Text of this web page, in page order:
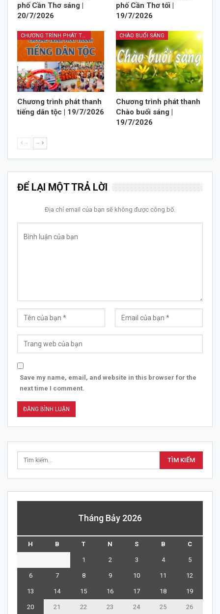
phố Cần Thơ sáng |
20/7/2026
phố Cần Thơ tối |
19/7/2026
CHƯƠNG TRÌNH PHÁT THANH TIẾNG DÂN TỘC
Chương trình phát thanh
tiếng dân tộc | 19/7/2026
CHÀO BUỔI SÁNG
Chương trình phát thanh
Chào buổi sáng |
19/7/2026
-- --
ĐỂ LẠI MỘT TRẢ LỜI
Địa chỉ email của bạn sẽ không được công bố.
Save my name, email, and website in this browser for the
next time I comment.
Tháng Bảy 2026
H B T N S B C
1 2 3 4 5
6 7 8 9 10 11 12
13 14 15 16 17 18 19
20 21 22 23 24 25 26